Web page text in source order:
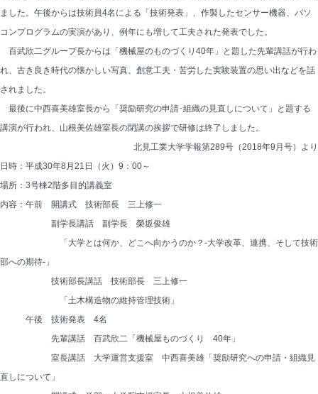
ました。午後からは技術員4名による「技術発表」、作製したセンサー機器、パソ
コンプログラムの実演があり、例年にも増して工夫された発表でした。
百武欣二グループ長からは「機械屋のものづくり40年」と題した先輩講話が行わ
れ、古き良き時代の懐かしい写真、創意工夫・苦労した実験装置の思い出などを話
されました。
最後に中西喜美雄室長から「奨励研究の申請･組織の見直しについて」と題する
講演が行われ、山根美佐雄室長の閉講の挨拶で研修は終了しました。
北見工業大学学報第289号（2018年9月号）より
日時：平成30年8月21日（火）9：00～
場所：3号棟2階多目的講義室
内容：午前　開講式　技術部長　三上修一
副学長講話　副学長　榮坂俊雄
「大学とは何か、どこへ向かうのか？‐大学改革、連携、そして技術
部への期待‐」
技術部長講話　技術部長　三上修一
「土木構造物の維持管理技術」
午後　技術発表　4名
先輩講話　百武欣二「機械屋ものづくり　40年」
室長講話　大学運営支援室　中西喜美雄「奨励研究への申請・組織見
直しについて」